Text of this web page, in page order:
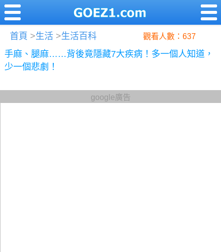
首頁 >生活 >生活百科 觀看人數：637
手麻、腿麻……背後竟隱藏7大疾病！多一個人知道，
少一個悲劇！
google廣告